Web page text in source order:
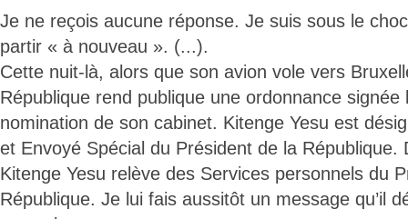
Je ne reçois aucune réponse. Je suis sous le
partir « à nouveau ». (...).
Cette nuit-là, alors que son avion vole vers
République rend publique une ordonnance
nomination de son cabinet. Kitenge Yesu est
et Envoyé Spécial du Président de la République.
Kitenge Yesu relève des Services personnels du
République. Je lui fais aussitôt un message qu’il